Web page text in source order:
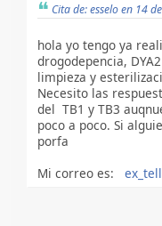
Cita de: esselo en 14
hola yo tengo ya
drogodepencia,
limpieza y
Necesito las
del TB1 y TB3
poco a poco. Si
porfa
Mi correo es: